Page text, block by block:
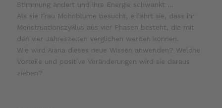
Stimmung ändert und ihre Energie schwankt …
Als sie Frau Mohnblume besucht, erfährt sie, dass ihr
Menstruationszyklus aus vier Phasen besteht, die mit
den vier Jahreszeiten verglichen werden können.
Wie wird Aiana dieses neue Wissen anwenden? Welche
Vorteile und positive Veränderungen wird sie daraus
ziehen?